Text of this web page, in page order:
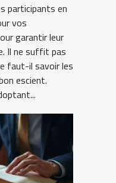
participants en
vos
garantir leur
Il ne suffit pas
faut-il savoir les
escient.